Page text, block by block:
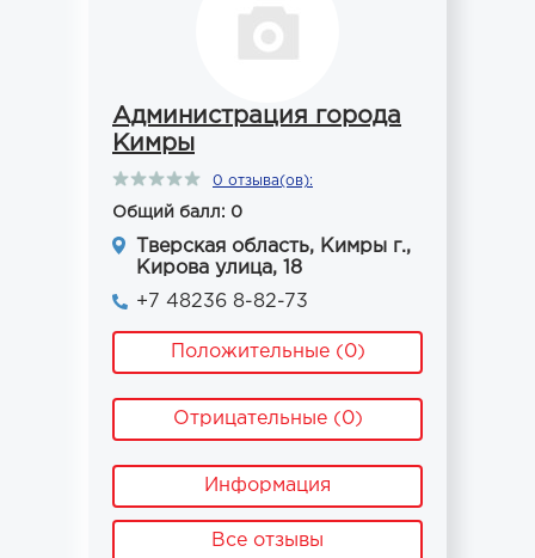
Администрация города
Кимры
0 отзыва(ов):
Общий балл: 0
Тверская область, Кимры г.,
Кирова улица, 18
+7 48236 8-82-73
Положительные (0)
Отрицательные (0)
Информация
Все отзывы